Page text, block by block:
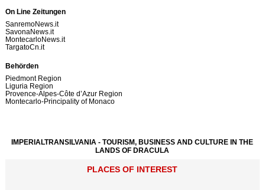
On Line Zeitungen
SanremoNews.it
SavonaNews.it
MontecarloNews.it
TargatoCn.it
Behörden
Piedmont Region
Liguria Region
Provence-Alpes-Côte d’Azur Region
Montecarlo-Principality of Monaco
IMPERIALTRANSILVANIA - TOURISM, BUSINESS AND CULTURE IN THE
LANDS OF DRACULA
PLACES OF INTEREST